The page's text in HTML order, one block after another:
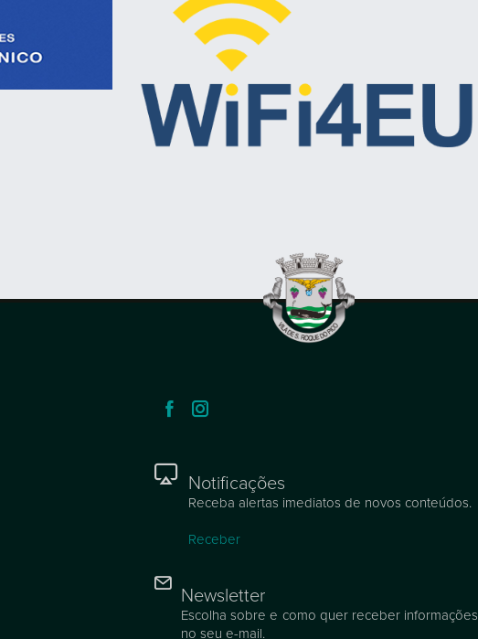
Notificações
Receba alertas imediatos de novos conteúdos.
Receber
Newsletter
Escolha sobre e como quer receber informações
no seu e-mail.